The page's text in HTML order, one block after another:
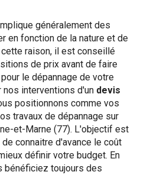
généralement des
en fonction de la nature et de
cette raison, il est conseillé
de prix avant de faire
le dépannage de votre
nos interventions d'un devis
positionnons comme vos
travaux de dépannage sur
et-Marne (77). L'objectif est
connaitre d'avance le coût
définir votre budget. En
bénéficiez toujours des